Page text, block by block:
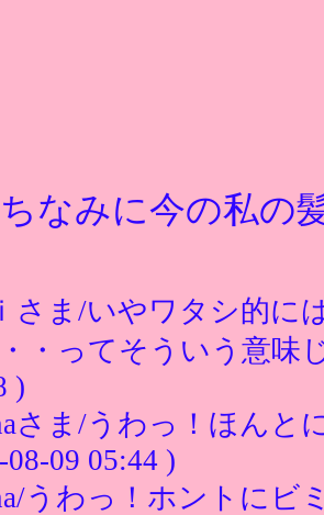
なみに今の私の
さま/いやワタシ的に
・ってそういう意味
)
さま/うわっ！ほんと
08-09 05:44 )
うわっ！ホントにビ